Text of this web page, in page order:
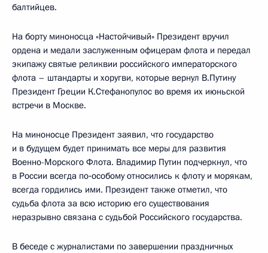
балтийцев.
На борту миноносца «Настойчивый» Президент вручил
ордена и медали заслуженным офицерам флота и передал
экипажу святые реликвии российского императорского
флота – штандарты и хоругви, которые вернул В.Путину
Президент Греции К.Стефанопулос во время их июньской
встречи в Москве.
На миноносце Президент заявил, что государство
и в будущем будет принимать все меры для развития
Военно-Морского Флота. Владимир Путин подчеркнул, что
в России всегда по‑особому относились к флоту и морякам,
всегда гордились ими. Президент также отметил, что
судьба флота за всю историю его существования
неразрывно связана с судьбой Российского государства.
В беседе с журналистами по завершении праздничных